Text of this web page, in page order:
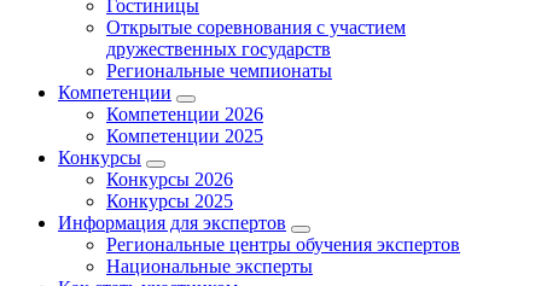
Гостиницы
Открытые соревнования с участием
дружественных государств
Региональные чемпионаты
Компетенции
Компетенции 2026
Компетенции 2025
Конкурсы
Конкурсы 2026
Конкурсы 2025
Информация для экспертов
Региональные центры обучения экспертов
Национальные эксперты